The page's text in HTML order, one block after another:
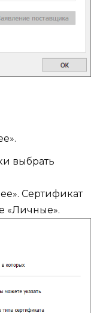
выбрать
Сертификат
«Личные».